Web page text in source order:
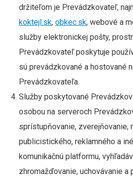
držiteľom je Prevádzkovateľ,
koktejl.sk, obkec.sk, webové a
služby elektronickej pošty,
Prevádzkovateľ poskytuje
sú prevádzkované a hostované
Prevádzkovateľa.
Služby poskytované
osobou na serveroch
sprístupňovanie, zverejňovanie,
publicistického, reklamného a
komunikačnú platformu,
zhromažďovanie, uchovávanie a